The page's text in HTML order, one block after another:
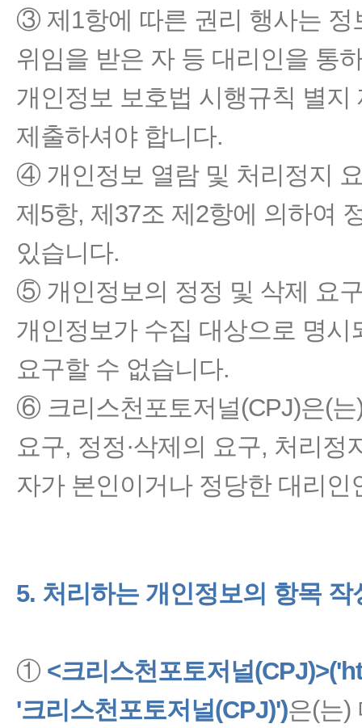
③ 제1항에 따른 권리 행사는 정
위임을 받은 자 등 대리인을 통
개인정보 보호법 시행규칙 별
제출하셔야 합니다.
④ 개인정보 열람 및 처리정지
제5항, 제37조 제2항에 의하여
있습니다.
⑤ 개인정보의 정정 및 삭제 요
개인정보가 수집 대상으로 명
요구할 수 없습니다.
⑥ 크리스천포토저널(CPJ)은(
요구, 정정·삭제의 요구, 처리
자가 본인이거나 정당한 대리인
5. 처리하는 개인정보의 항목
① <크리스천포토저널
'크리스천포토저널(CPJ)')은(는)